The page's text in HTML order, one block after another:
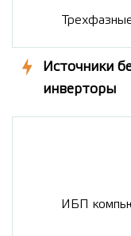
Источники
инверторы
ИБП